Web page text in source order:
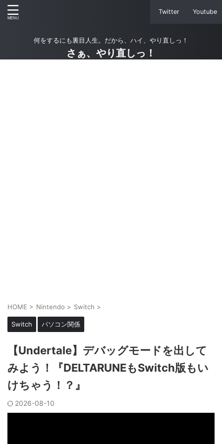
Twitter Youtube
何をするにも裏目人生。だから、ハイ、やり直しっ！
さぁ、やり直しっ！
HOME > Nintendo > Switch >
Switch パソコン関係
【Undertale】デバッグモードを出して
みよう！『DELTARUNEもSwitch版もい
けちゃう！？』
2026-08-10